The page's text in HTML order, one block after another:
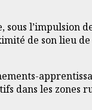
l’impulsion
de son lieu
dans les zones